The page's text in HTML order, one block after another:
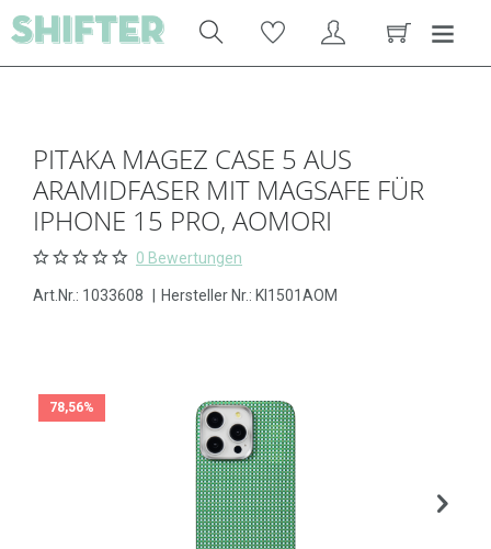
PITAKA MAGEZ CASE 5 AUS
ARAMIDFASER MIT MAGSAFE FÜR
IPHONE 15 PRO, AOMORI
0 Bewertungen
Art.Nr.: 1033608 Hersteller Nr.: KI1501AOM
78,56%